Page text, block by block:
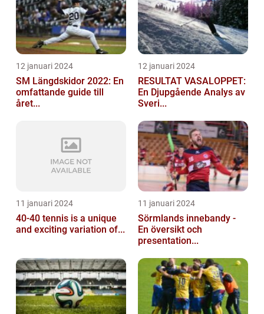
12 januari 2024
SM Längdskidor 2022: En
omfattande guide till
året...
12 januari 2024
RESULTAT VASALOPPET:
En Djupgående Analys av
Sveri...
11 januari 2024
40-40 tennis is a unique
and exciting variation of...
11 januari 2024
Sörmlands innebandy -
En översikt och
presentation...